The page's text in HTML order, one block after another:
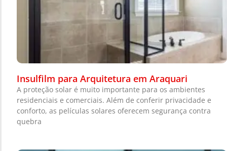
Insulfilm para Arquitetura em Araquari
A proteção solar é muito importante para os ambientes
residenciais e comerciais. Além de conferir privacidade e
conforto, as películas solares oferecem segurança contra
quebra